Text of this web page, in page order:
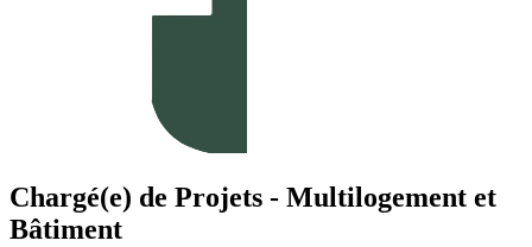
Chargé(e) de Projets - Multilogement et
Bâtiment